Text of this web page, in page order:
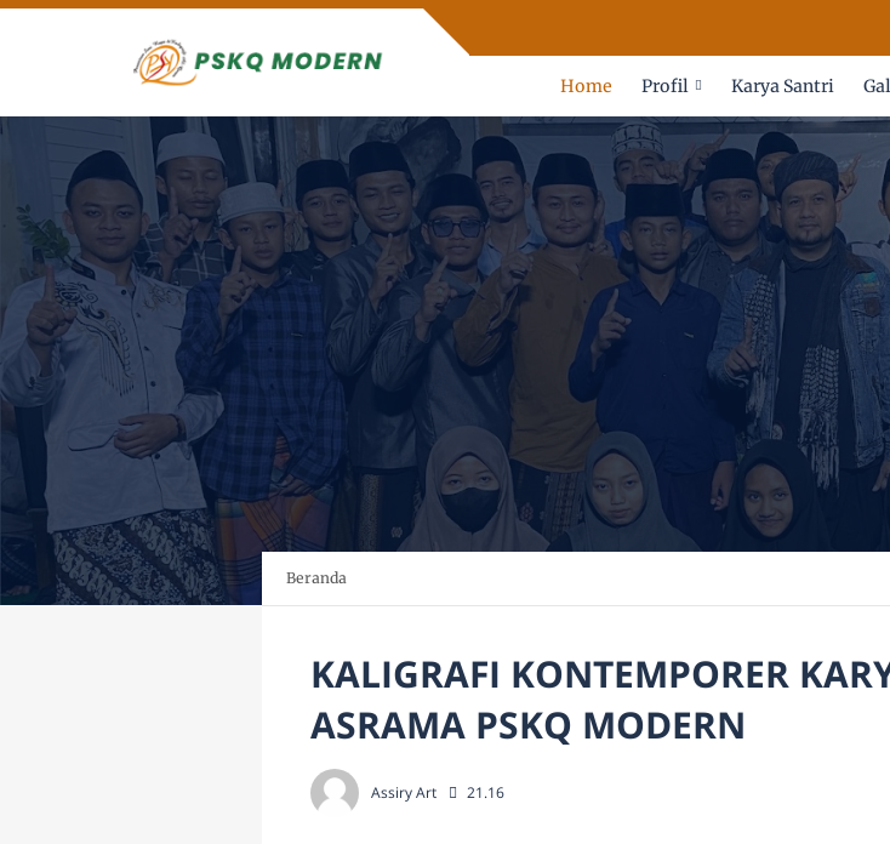
Home Profil Karya Santri
Beranda
KALIGRAFI KONTEMPORER
ASRAMA PSKQ MODERN
Assiry Art 21.16